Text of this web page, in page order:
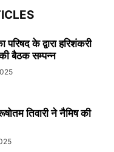
परिषद के द्वारा हरिशंकरी
की बैठक सम्पन्न
तिवारी ने नैमिष की